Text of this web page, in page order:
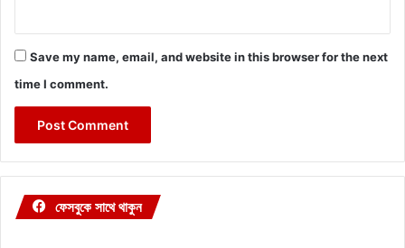
Save my name, email, and website in this browser for the next
time I comment.
ফেসবুকে সাথে থাকুন